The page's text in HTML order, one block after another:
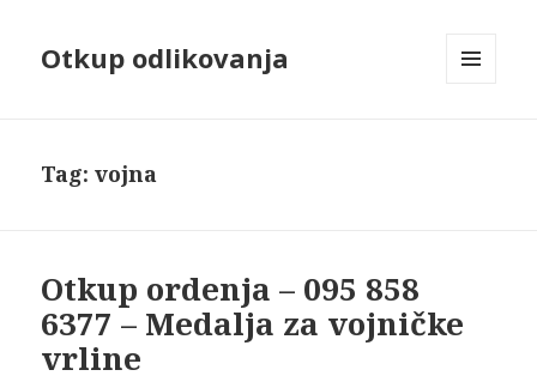
Otkup odlikovanja
Tag:vojna
Otkup ordenja – 095 858
6377 – Medalja za vojničke
vrline